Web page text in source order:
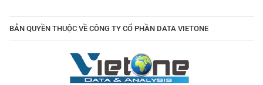
BẢN QUYỀN THUỘC VỀ CÔNG TY CỔ PHẦN DATA VIETONE